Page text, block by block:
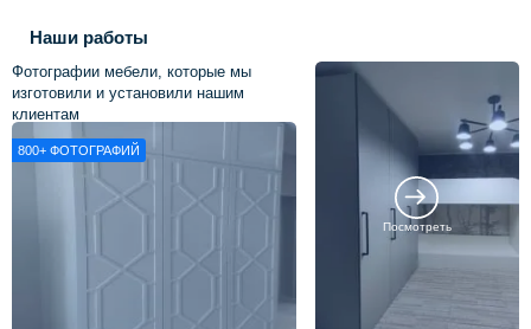
Наши работы
Фотографии мебели, которые мы
изготовили и установили нашим
клиентам
800+ ФОТОГРАФИЙ
Посмотреть